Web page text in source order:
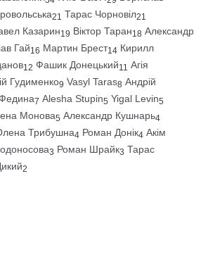
21 Тарас Чорновіл21
Казарин19 Віктор Таран18 Александр
Гай16 Мартин Брест14 Кирилл
12 Фашик Донецький11 Агія
Гудименко9 Vasyl Taras8 Андрій
7 Alesha Stupin5 Yigal Levin5
Монова5 Александр Кушнарь4
Трибушна4 Роман Донік4 Акім
3 Роман Шрайк3 Тарас
2